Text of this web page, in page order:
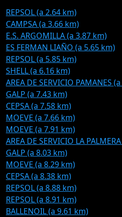
REPSOL (a 2.64 km)
CAMPSA (a 3.66 km)
E.S. ARGOMILLA (a 3.87 km)
ES FERMAN LIAÑO (a 5.65 km)
REPSOL (a 5.85 km)
SHELL (a 6.16 km)
AREA DE SERVICIO PAMANES
GALP (a 7.43 km)
CEPSA (a 7.58 km)
MOEVE (a 7.66 km)
MOEVE (a 7.91 km)
AREA DE SERVICIO LA
GALP (a 8.03 km)
MOEVE (a 8.29 km)
CEPSA (a 8.38 km)
REPSOL (a 8.88 km)
REPSOL (a 8.91 km)
BALLENOIL (a 9.61 km)